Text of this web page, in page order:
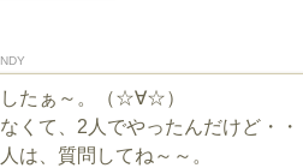
たぁ～。（☆∀☆）ゞ
なくて、2人でやったんだけど・・
は、質問してね～～。